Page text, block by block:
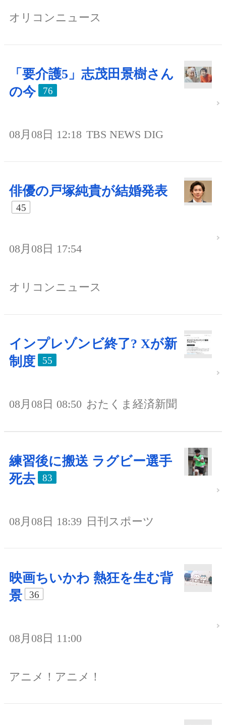
オリコンニュース
「要介護5」志茂田景樹さん
の今
76
08月08日 12:18 TBS NEWS DIG
俳優の戸塚純貴が結婚発表
45
08月08日 17:54
オリコンニュース
インプレゾンビ終了? Xが新
制度
55
08月08日 08:50 おたくま経済新聞
練習後に搬送 ラグビー選手
死去
83
08月08日 18:39 日刊スポーツ
映画ちいかわ 熱狂を生む背
景
36
08月08日 11:00
アニメ！アニメ！